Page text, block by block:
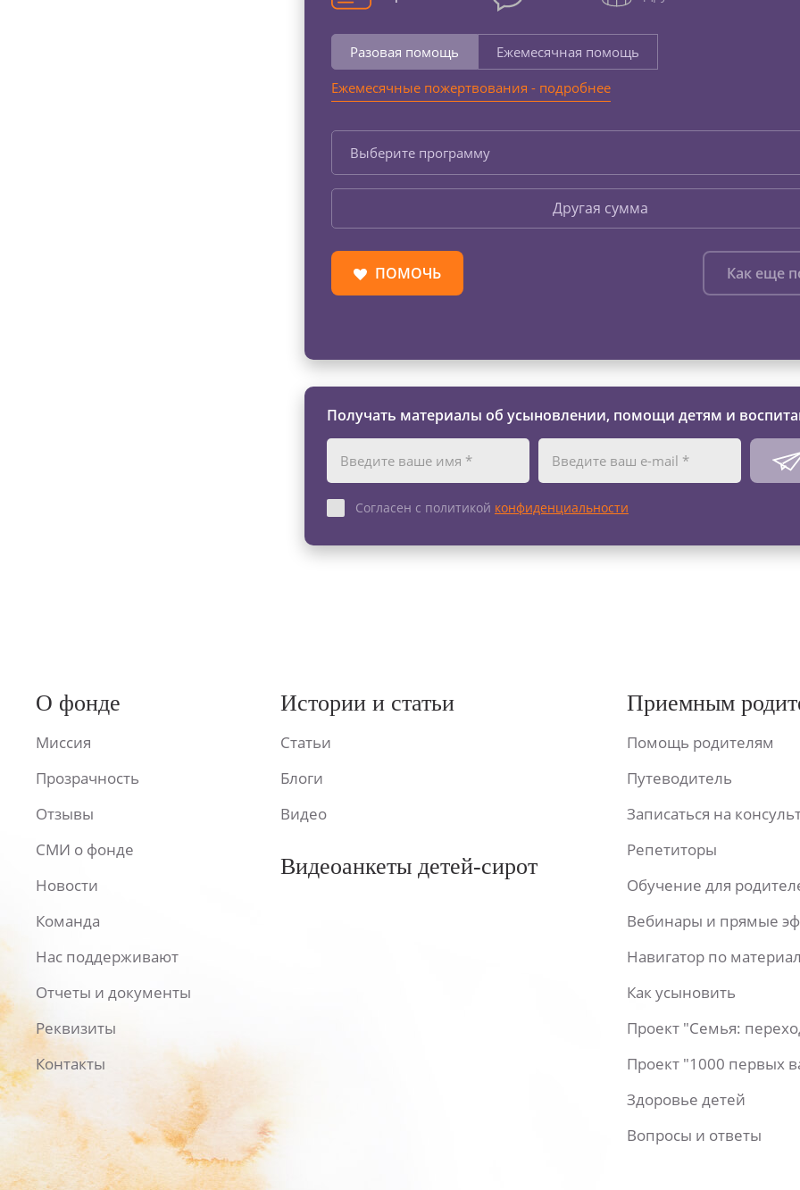
Разовая помощь
Ежемесячная помощь
Ежемесячные пожертвования - подробнее
Выберите программу
Другая сумма
ПОМОЧЬ Как еще
Получать материалы об усыновлении, помощи детям и
Согласен с политикой конфиденциальности
О фонде
Миссия
Прозрачность
Отзывы
СМИ о фонде
Новости
Команда
Нас поддерживают
Отчеты и документы
Реквизиты
Контакты
Истории и статьи
Статьи
Блоги
Видео
Видеоанкеты детей-сирот
Приемным
Помощь родителям
Путеводитель
Записаться на
Репетиторы
Обучение для
Вебинары и прямые
Навигатор по
Как усыновить
Проект "Семья:
Проект "1000 первых
Здоровье детей
Вопросы и ответы